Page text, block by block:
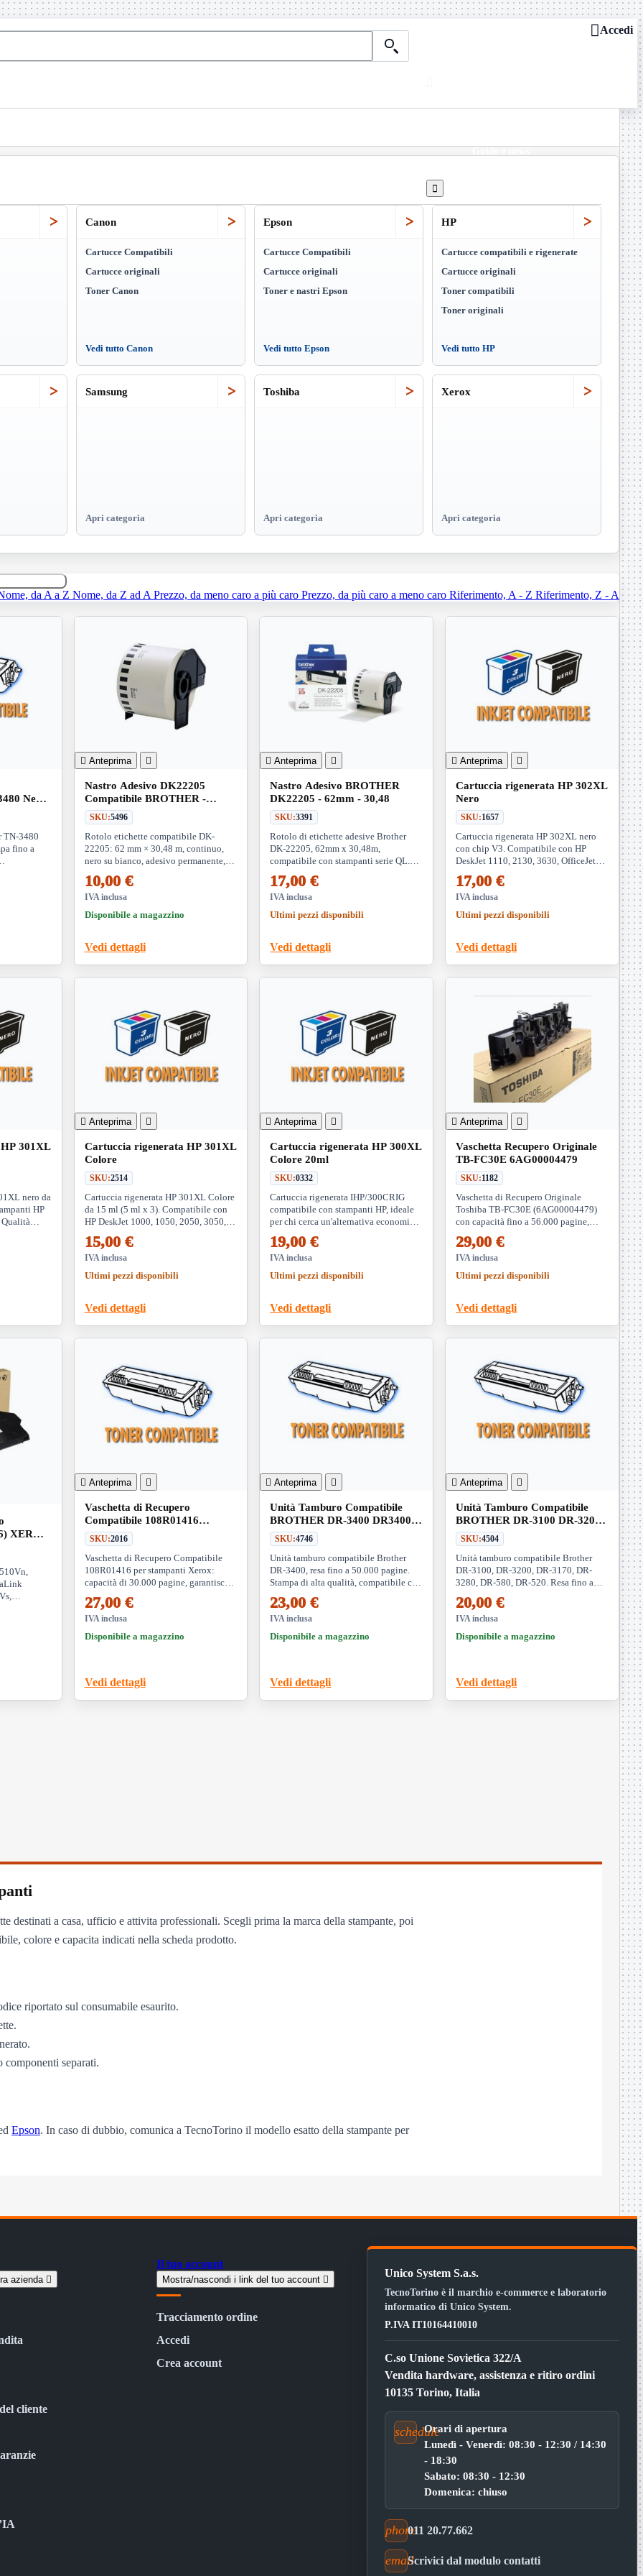
Accedi


> Canon >
Cartucce Compatibili
Cartucce originali
Toner Canon
Vedi tutto Canon
Epson >
Cartucce Compatibili
Cartucce originali
Toner e nastri Epson
Vedi tutto Epson
HP >
Cartucce compatibili e rigenerate
Cartucce originali
Toner compatibili
Toner originali
Vedi tutto HP
> Samsung >
Apri categoria
Toshiba >
Apri categoria
Xerox >
Apri categoria
da A a Z Nome, da Z ad A Prezzo, da meno caro a più caro Prezzo, da più caro a meno caro Riferimento, A - Z Riferimento, Z - A
Nero
TN-3480
fino a
 Anteprima 
Nastro Adesivo DK22205
Compatibile BROTHER -
62mm - 30,48
SKU:5496
Rotolo etichette compatibile DK-
22205: 62 mm × 30,48 m, continuo,
nero su bianco, adesivo permanente,
Brother QL (QL-500/700/800/1100
ecc.). Perfetto per ufficio e magazzino.
10,00 €
IVA inclusa
Disponibile a magazzino
Vedi dettagli
 Anteprima 
Nastro Adesivo BROTHER
DK22205 - 62mm - 30,48
SKU:3391
Rotolo di etichette adesive Brother
DK-22205, 62mm x 30,48m,
compatibile con stampanti serie QL.
alta qualità in ufficio e magazzino.
17,00 €
IVA inclusa
Ultimi pezzi disponibili
Vedi dettagli
 Anteprima 
Cartuccia rigenerata HP 302XL
Nero
SKU:1657
Cartuccia rigenerata HP 302XL nero
con chip V3. Compatibile con HP
DeskJet 1110, 2130, 3630, OfficeJet
Resa 480 pagine.
17,00 €
IVA inclusa
Ultimi pezzi disponibili
Vedi dettagli
301XL
nero da
HP
Qualità
 Anteprima 
Cartuccia rigenerata HP 301XL
Colore
SKU:2514
Cartuccia rigenerata HP 301XL Colore
da 15 ml (5 ml x 3). Compatibile con
HP DeskJet 1000, 1050, 2050, 3050,
4630. Qualità e risparmio
15,00 €
IVA inclusa
Ultimi pezzi disponibili
Vedi dettagli
 Anteprima 
Cartuccia rigenerata HP 300XL
Colore 20ml
SKU:0332
Cartuccia rigenerata IHP/300CRIG
compatibile con stampanti HP, ideale
per chi cerca un'alternativa economica
di stampa e prestazioni ottimali.
19,00 €
IVA inclusa
Ultimi pezzi disponibili
Vedi dettagli
 Anteprima 
Vaschetta Recupero Originale
TB-FC30E 6AG00004479
SKU:1182
Vaschetta di Recupero Originale
Toshiba TB-FC30E (6AG00004479)
con capacità fino a 56.000 pagine,
selezionati, per stampe di alta qualità e
prestazioni ottimali.
29,00 €
IVA inclusa
Ultimi pezzi disponibili
Vedi dettagli
XEROX
(30K)
 Anteprima 
Vaschetta di Recupero
Compatibile 108R01416
XEROX 6510 (30K)
SKU:2016
Vaschetta di Recupero Compatibile
108R01416 per stampanti Xerox:
capacità di 30.000 pagine, garantisce
27,00 €
IVA inclusa
Disponibile a magazzino
Vedi dettagli
 Anteprima 
Unità Tamburo Compatibile
BROTHER DR-3400 DR3400
50K (Drum Unit)
SKU:4746
Unità tamburo compatibile Brother
DR-3400, resa fino a 50.000 pagine.
Stampa di alta qualità, compatibile con
volumi elevati.
23,00 €
IVA inclusa
Disponibile a magazzino
Vedi dettagli
 Anteprima 
Unità Tamburo Compatibile
BROTHER DR-3100 DR-3200
DR-3170 DR-3280 DR-580 DR-
520 (Drum Unit)
SKU:4504
Unità tamburo compatibile Brother
DR-3100, DR-3200, DR-3170, DR-
3280, DR-580, DR-520. Resa fino a
numerosi modelli di stampanti Brother.
20,00 €
IVA inclusa
Disponibile a magazzino
Vedi dettagli
destinati a casa, ufficio e attivita professionali. Scegli prima la marca della stampante, poi
colore e capacita indicati nella scheda prodotto.
riportato sul consumabile esaurito.
componenti separati.
Epson. In caso di dubbio, comunica a TecnoTorino il modello esatto della stampante per
azienda 
cliente
Il tuo account
Mostra/nascondi i link del tuo account 
Tracciamento ordine
Accedi
Crea account
Unico System S.a.s.
TecnoTorino è il marchio e-commerce e laboratorio
informatico di Unico System.
P.IVA IT10164410010
C.so Unione Sovietica 322/A
Vendita hardware, assistenza e ritiro ordini
10135 Torino, Italia
scheduleOrari di apertura
Lunedì - Venerdì: 08:30 - 12:30 / 14:30
- 18:30
Sabato: 08:30 - 12:30
Domenica: chiuso
phone011 20.77.662
emailScrivici dal modulo contatti